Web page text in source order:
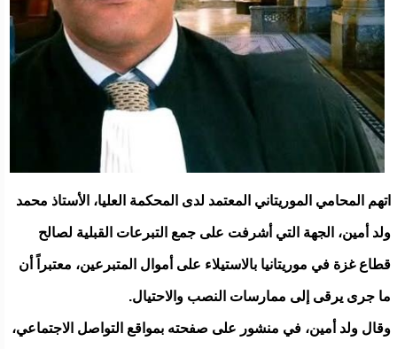
اتهم المحامي الموريتاني المعتمد لدى المحكمة العليا، الأستاذ محمد
ولد أمين، الجهة التي أشرفت على جمع التبرعات القبلية لصالح
قطاع غزة في موريتانيا بالاستيلاء على أموال المتبرعين، معتبراً أن
ما جرى يرقى إلى ممارسات النصب والاحتيال.
وقال ولد أمين، في منشور على صفحته بمواقع التواصل الاجتماعي،